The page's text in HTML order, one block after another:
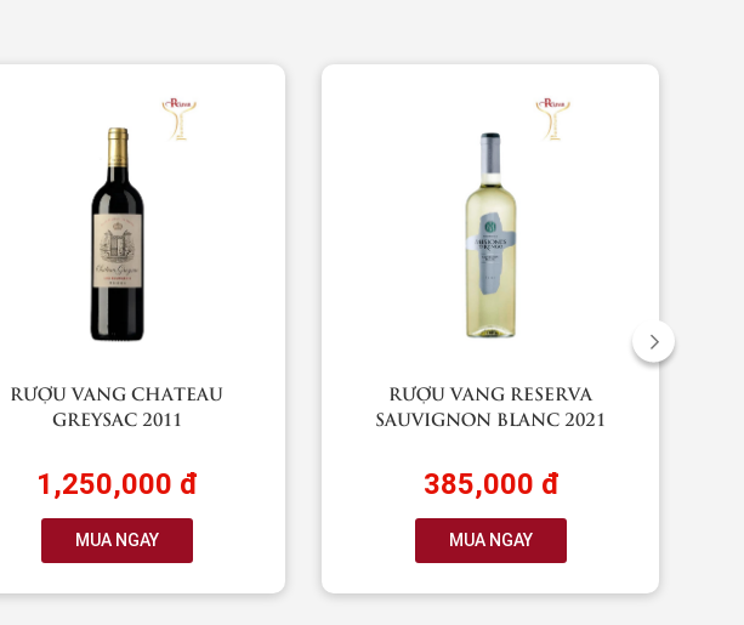
RƯỢU VANG CHATEAU
GREYSAC 2011
1,250,000 đ
MUA NGAY
RƯỢU VANG RESERVA
SAUVIGNON BLANC 2021
385,000 đ
MUA NGAY